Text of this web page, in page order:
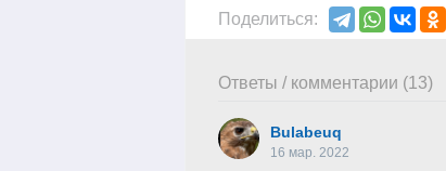
Поделиться:
Ответы / комментарии (13)
Bulabeuq
16 мар. 2022